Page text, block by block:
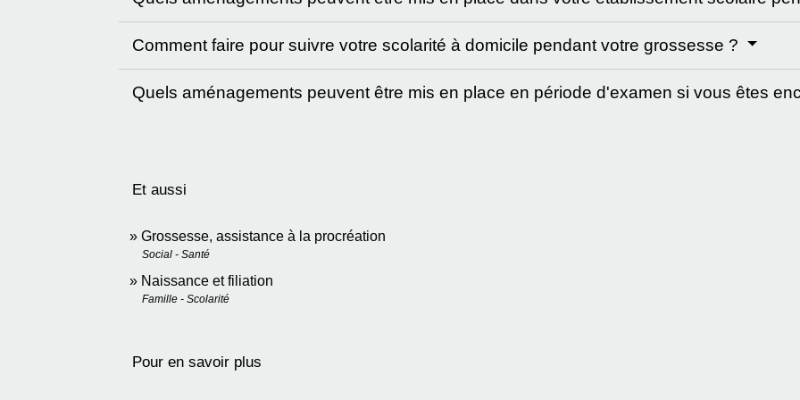
Comment faire pour suivre votre scolarité à domicile pendant votre grossesse ?
Quels aménagements peuvent être mis en place en période d'examen si vous êtes
Et aussi
Grossesse, assistance à la procréation
Social - Santé
Naissance et filiation
Famille - Scolarité
Pour en savoir plus